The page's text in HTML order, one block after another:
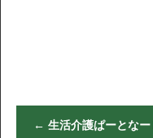
← 生活介護ぱーとな